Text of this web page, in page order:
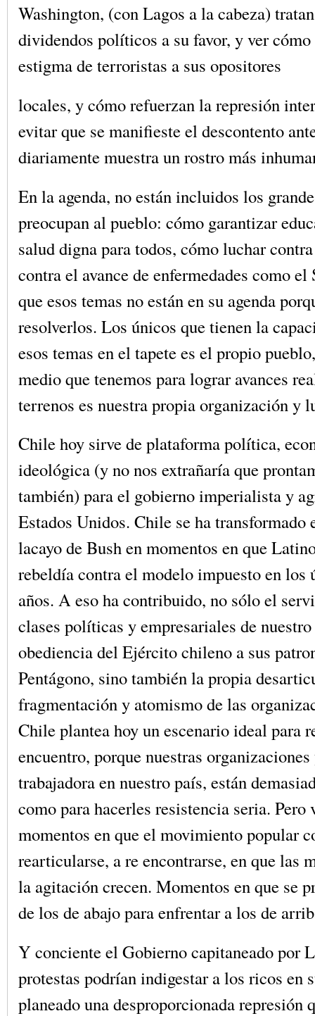
Washington, (con Lagos a la cabeza)
dividendos políticos a su favor, y ver
estigma de terroristas a sus opositores
locales, y cómo refuerzan la represión
evitar que se manifieste el descontento
diariamente muestra un rostro más
En la agenda, no están incluidos los
preocupan al pueblo: cómo garantizar
salud digna para todos, cómo luchar
contra el avance de enfermedades como
que esos temas no están en su agenda
resolverlos. Los únicos que tienen la
esos temas en el tapete es el propio
medio que tenemos para lograr avances
terrenos es nuestra propia organización y
Chile hoy sirve de plataforma política,
ideológica (y no nos extrañaría que
también) para el gobierno imperialista y
Estados Unidos. Chile se ha
lacayo de Bush en momentos en que
rebeldía contra el modelo impuesto en
años. A eso ha contribuido, no sólo el
clases políticas y empresariales de
obediencia del Ejército chileno a sus
Pentágono, sino también la propia
fragmentación y atomismo de las
Chile plantea hoy un escenario ideal para
encuentro, porque nuestras
trabajadora en nuestro país, están
como para hacerles resistencia seria.
momentos en que el movimiento popular
rearticularse, a re encontrarse, en que las
la agitación crecen. Momentos en que se
de los de abajo para enfrentar a los de
Y conciente el Gobierno capitaneado por
protestas podrían indigestar a los ricos en
planeado una desproporcionada represión